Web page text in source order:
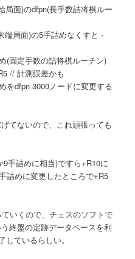
局面)のdfpn(長手数詰将棋ルー
端局面)の5手詰めなくすと -
(固定手数の詰将棋ルーチン)
// 計測誤差かも
をdfpn 3000ノードに変更する
てないので、これ頑張っても
手詰めに相当)ですら+R10に
詰めに変更したところで+R5
いくので、チェスのソフトで
終盤の定跡データベースを利
ているらしい。